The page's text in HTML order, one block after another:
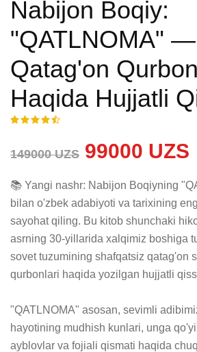
Nabijon Boqiy:
"QATLNOMA" —
Qatag'on
Haqida Hujjatli
149000 UZS 99000 UZS
📚 Yangi nashr: Nabijon Boqiyning
bilan o'zbek adabiyoti va tarixining
sayohat qiling. Bu kitob shunchaki
asrning 30-yillarida xalqimiz boshiga
sovet tuzumining shafqatsiz qatag'on
qurbonlari haqida yozilgan hujjatli
"QATLNOMA" asosan, sevimli
hayotining mudhish kunlari, unga
ayblovlar va fojiali qismati haqida